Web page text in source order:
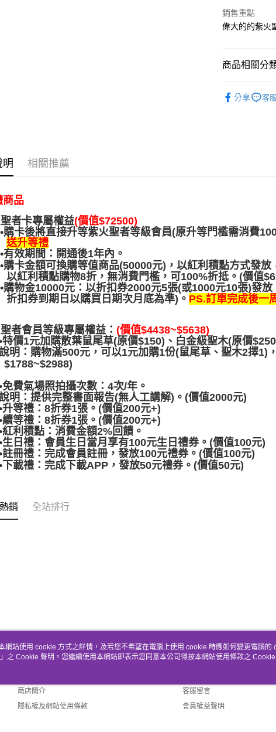
每筆NT$80，
免運費
銷售重點
偉大的的紫火
商品相關分
分享
客服
明 相關推薦
商品
者卡專屬權益(價值$72500)
•購卡後將直接升等紫火聖者等級會員(原升等門檻需消費
送升等禮
•有效期間：開通後1年內。
•購卡金額可換購等值商品(50000元)，以紅利積點方式發
以紅利積點購物8折，無消費門檻，可100%折抵。(價值
•購物金10000元：以折扣券2000元5張(或1000元10張)發
折扣券到期日以購買日期次月底為準)。 PS.訂單完成後一
者會員等級專屬權益 ：(價值$4438~$5638)
特價1元加購散葉鼠尾草(原價$150)、白金級聖木(原價
明：購物滿500元，可以1元加購1份(鼠尾草、聖木2擇1)
$1788~$2988)
免費氣場照拍攝次數：4次/年。
明：提供完整書面報告(無人工講解)。(價值2000元)
升等禮：8折券1張。(價值200元+)
續等禮：8折券1張。(價值200元+)
紅利積點：消費金額2%回饋。
生日禮：會員生日當月享有100元生日禮券。(價值100元)
註冊禮：完成會員註冊，發放100元禮券。(價值100元)
下載禮：完成下載APP，發放50元禮券。(價值50元)
銷 全站排行
關於我們
商店簡介
隱私權及網站使用條款
客服資訊
客服留言
會員權益聲明
網站使用 cookie 方式之詳情，及若您不希望在電腦上使用 cookie 時應如何變更電腦的
」之 Cookie 聲明。您繼續使用本網站即表示您同意本公司得按本網站使用條款之